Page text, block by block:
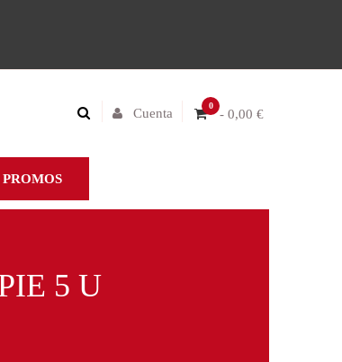
0
- 0,00 €
Cuenta
PROMOS
5 U